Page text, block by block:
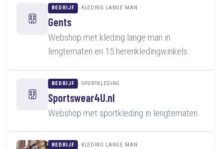
BEDRIJF KLEDING LANGE MAN
Gents
Webshop met kleding lange man in
lengtematen en 15 herenkledingwinkels
BEDRIJF SPORTKLEDING
Sportswear4U.nl
Webshop met sportkleding in lengtematen
BEDRIJF KLEDING LANGE MAN